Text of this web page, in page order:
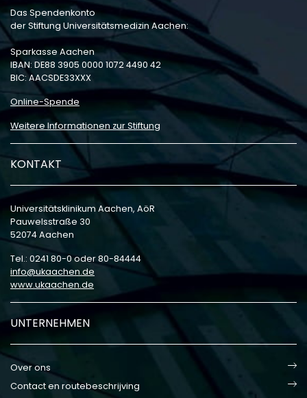
Das Spendenkonto
der Stiftung Universitätsmedizin Aachen:
Sparkasse Aachen
IBAN: DE88 3905 0000 1072 4490 42
BIC: AACSDE33XXX
Online-Spende
Weitere Informationen zur Stiftung
KONTAKT
Universitätsklinikum Aachen, AöR
Pauwelsstraße 30
52074 Aachen
Tel.: 0241 80-0 oder 80-84444
info
ukaachen de
www.ukaachen.de
UNTERNEHMEN
Over ons
Contact en routebeschrijving